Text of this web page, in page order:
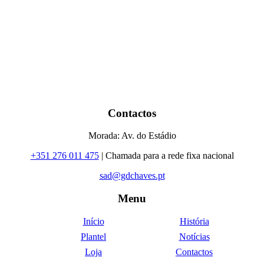
Contactos
Morada: Av. do Estádio
+351 276 011 475| Chamada para a rede fixa nacional
sad@gdchaves.pt
Menu
Início
História
Plantel
Notícias
Loja
Contactos